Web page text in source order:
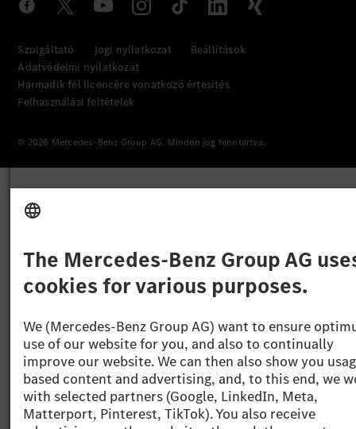
Szolgáltató Jogi nyilatkozat
Beállítások
Adatvédelmi nyilatkozat
Harmadik fél licencére vonatkozó értesítés
Felhasználási feltételek
© 2026 Mercedes-Benz Group AG. Minden jog fenntartva.